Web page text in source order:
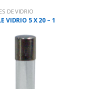
DE VIDRIO
VIDRIO 5 X 20 – 1